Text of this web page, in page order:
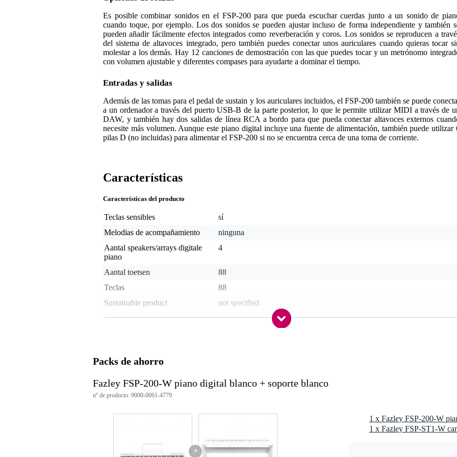
Es posible combinar sonidos en el FSP-200 para que pueda escuchar cuerdas junto a un sonido de
cuando toque, por ejemplo. Los dos sonidos se pueden ajustar incluso de forma independiente y también
pueden añadir fácilmente efectos integrados como reverberación y coros. Los sonidos se reproducen a
del sistema de altavoces integrado, pero también puedes conectar unos auriculares cuando quieras tocar
molestar a los demás. Hay 12 canciones de demostración con las que puedes tocar y un metrónomo
con volumen ajustable y diferentes compases para ayudarte a dominar el tiempo.
Entradas y salidas
Además de las tomas para el pedal de sustain y los auriculares incluidos, el FSP-200 también se puede
a un ordenador a través del puerto USB-B de la parte posterior, lo que le permite utilizar MIDI a través de
DAW, y también hay dos salidas de línea RCA a bordo para que pueda conectar altavoces externos
necesite más volumen. Aunque este piano digital incluye una fuente de alimentación, también puede utilizar
pilas D (no incluidas) para alimentar el FSP-200 si no se encuentra cerca de una toma de corriente.
Características
Características del producto
Teclas sensibles
sí
Melodias de acompañamiento
ninguna
Aantal speakers/arrays digitale
piano
4
Aantal toetsen
88
Teclas
88
Sustainable product
not specified
Digital piano size
slim
Included
music rest
Fuente de sonido
sample player
Packs de ahorro
Fazley FSP-200-W piano digital blanco + soporte blanco
nº de producto: 9000-0061-4779
+
1 x Fazley FSP-200-W
1 x Fazley FSP-ST1-W